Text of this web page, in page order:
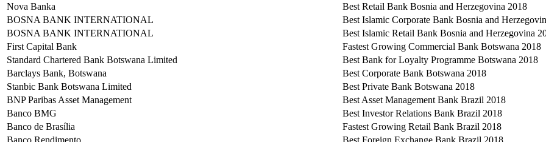
Nova Banka
Best Retail Bank Bosnia and Herzegovina 2018
BOSNA BANK INTERNATIONAL
Best Islamic Corporate Bank Bosnia and
BOSNA BANK INTERNATIONAL
Best Islamic Retail Bank Bosnia and Herzegovina
First Capital Bank
Fastest Growing Commercial Bank Botswana 2018
Standard Chartered Bank Botswana Limited
Best Bank for Loyalty Programme Botswana 2018
Barclays Bank, Botswana
Best Corporate Bank Botswana 2018
Stanbic Bank Botswana Limited
Best Private Bank Botswana 2018
BNP Paribas Asset Management
Best Asset Management Bank Brazil 2018
Banco BMG
Best Investor Relations Bank Brazil 2018
Banco de Brasília
Fastest Growing Retail Bank Brazil 2018
Banco Rendimento
Best Foreign Exchange Bank Brazil 2018